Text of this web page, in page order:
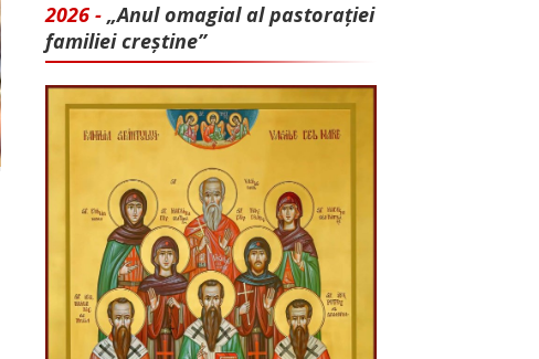
2026 - „Anul omagial al pastorației
familiei creștine”